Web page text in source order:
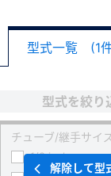
型式一覧 (1件
型式を絞り
チューブ/継手サイ
1/8 inch
解除して型